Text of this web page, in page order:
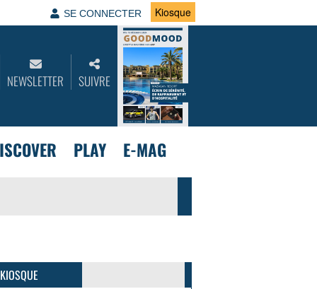
SE CONNECTER Kiosque
NEWSLETTER SUIVRE
PLAY E-MAG
PLUS D'INFOS